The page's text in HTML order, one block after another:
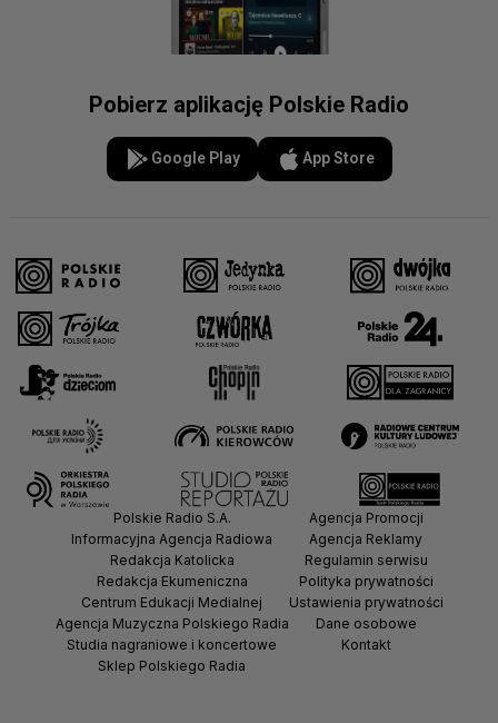
Pobierz aplikację Polskie Radio
Google Play App Store
Polskie Radio S.A.
Informacyjna Agencja Radiowa
Redakcja Katolicka
Redakcja Ekumeniczna
Centrum Edukacji Medialnej
Agencja Muzyczna Polskiego Radia
Studia nagraniowe i koncertowe
Sklep Polskiego Radia
Agencja Promocji
Agencja Reklamy
Regulamin serwisu
Polityka prywatności
Ustawienia prywatności
Dane osobowe
Kontakt